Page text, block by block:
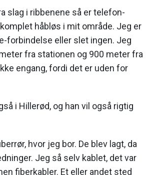
slag i ribbenene så er telefon-
håbløs i mit område. Jeg er
forbindelse eller slet ingen. Jeg
fra stationen og 900 meter fra
engang, fordi det er uden for
i Hillerød, og han vil også rigtig
hvor jeg bor. De blev lagt, da
Jeg så selv kablet, det var
fiberkabler. Et eller andet sted